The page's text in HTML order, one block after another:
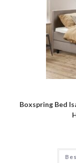
Boxspring Bed